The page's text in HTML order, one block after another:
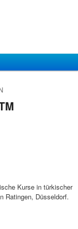
Kurse in türkischer
Ratingen, Düsseldorf.